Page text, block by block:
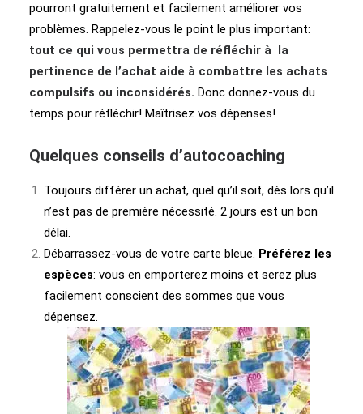
pourront gratuitement et facilement améliorer vos
problèmes. Rappelez-vous le point le plus important:
tout ce qui vous permettra de réfléchir à la
pertinence de l’achat aide à combattre les achats
compulsifs ou inconsidérés. Donc donnez-vous du
temps pour réfléchir! Maîtrisez vos dépenses!
Quelques conseils d’autocoaching
Toujours différer un achat, quel qu’il soit, dès lors qu’il
n’est pas de première nécessité. 2 jours est un bon
délai.
Débarrassez-vous de votre carte bleue. Préférez les
espèces: vous en emporterez moins et serez plus
facilement conscient des sommes que vous
dépensez.